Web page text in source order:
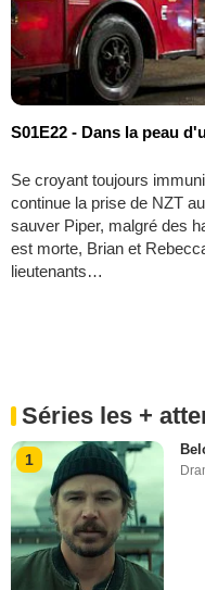
S01E22 - Dans la peau
Se croyant toujours
continue la prise de NZT
sauver Piper, malgré des
est morte, Brian et
lieutenants…
Séries les +
1